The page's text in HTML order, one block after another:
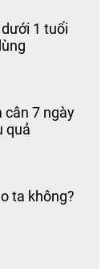
1 tuổi
cân 7 ngày
quả
ta không?